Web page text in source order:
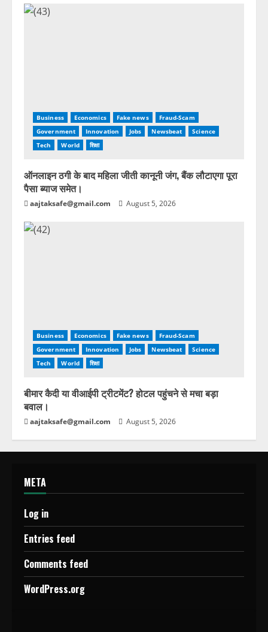
Business Economics Fake news
Fraud-Scam
Government
Innovation Jobs Newsbeat
Science
Tech
World शिक्षा
ऑनलाइन ठगी के बाद महिला जीती कानूनी जंग, बैंक लौटाएगा पूरा
पैसा ब्याज समेत।
aajtaksafe@gmail.com August 5, 2026
Business Economics Fake news
Fraud-Scam
Government
Innovation Jobs Newsbeat
Science
Tech
World शिक्षा
बीमार कैदी या वीआईपी ट्रीटमेंट? होटल पहुंचने से मचा बड़ा
बवाल।
aajtaksafe@gmail.com August 5, 2026
META
Log in
Entries feed
Comments feed
WordPress.org